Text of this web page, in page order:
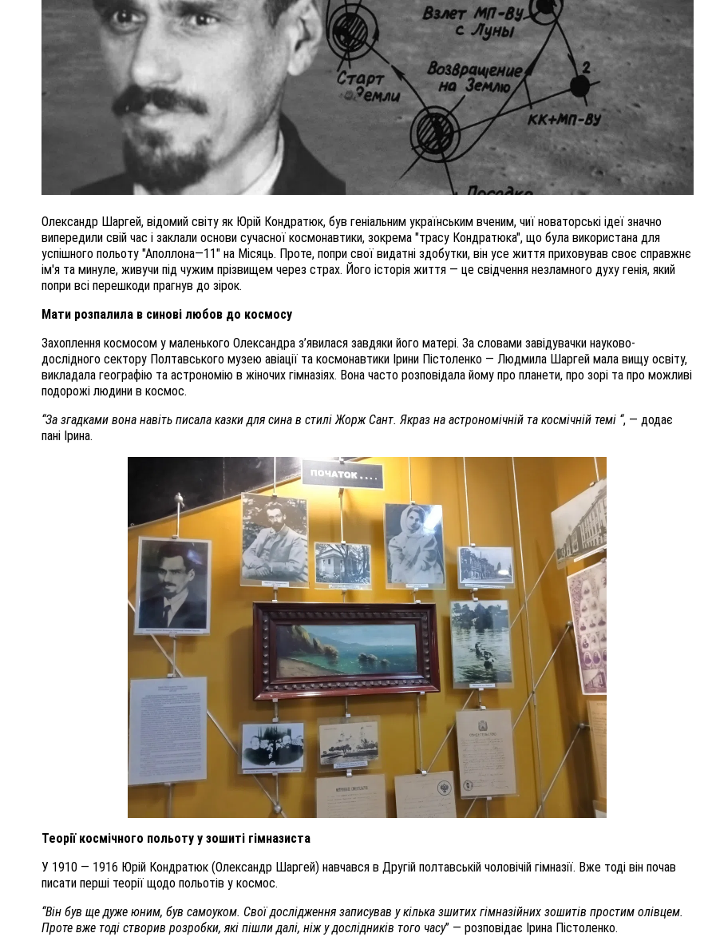
Олександр Шаргей, відомий світу як Юрій Кондратюк, був геніальним українським вченим, чиї новаторські ідеї значно
випередили свій час і заклали основи сучасної космонавтики, зокрема "трасу Кондратюка", що була використана для
успішного польоту "Аполлона—11" на Місяць. Проте, попри свої видатні здобутки, він усе життя приховував своє справжнє
ім'я та минуле, живучи під чужим прізвищем через страх. Його історія життя — це свідчення незламного духу генія, який
попри всі перешкоди прагнув до зірок.
Мати розпалила в синові любов до космосу
Захоплення космосом у маленького Олександра з’явилася завдяки його матері. За словами завідувачки науково-
дослідного сектору Полтавського музею авіації та космонавтики Ірини Пістоленко — Людмила Шаргей мала вищу освіту,
викладала географію та астрономію в жіночих гімназіях. Вона часто розповідала йому про планети, про зорі та про можливі
подорожі людини в космос.
“За згадками вона навіть писала казки для сина в стилі Жорж Сант. Якраз на астрономічній та космічній темі “, — додає
пані Ірина.
Теорії космічного польоту у зошиті гімназиста
У 1910 — 1916 Юрій Кондратюк (Олександр Шаргей) навчався в Другій полтавській чоловічій гімназії. Вже тоді він почав
писати перші теорії щодо польотів у космос.
“Він був ще дуже юним, був самоуком. Свої дослідження записував у кілька зшитих гімназійних зошитів простим олівцем.
Проте вже тоді створив розробки, які пішли далі, ніж у дослідників того часу” — розповідає Ірина Пістоленко.
ВНАСЛІДОК ПОРАНЕНЬ, ОТРИМАНИХ НА ВІЙНІ,
ПОМЕР ВОЇН ЮРІЙ ВОЙТИК
25 листопада 2025 0
У ПОЛТАВІ ПОПРОЩАЛИСЯ ІЗ
ВОЛОДИМИРОМ КАРЕНГІНИМ ТА ОЛЕГОМ
ЛІЩИНСЬКИМ
25 листопада 2025